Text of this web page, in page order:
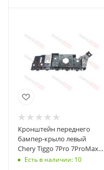
Кронштейн переднего
бампер-крыло левый
Chery Tiggo 7Pro 7ProMax
602001814AA
Есть в наличии: 10